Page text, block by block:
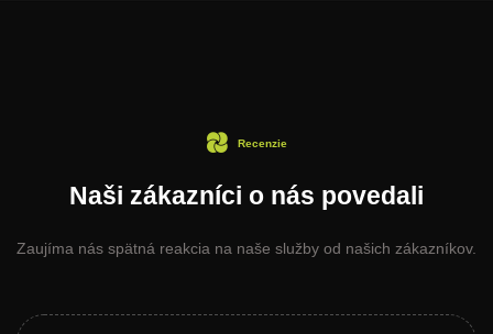
Recenzie
Naši zákazníci o nás povedali
Zaujíma nás spätná reakcia na naše služby od našich zákazníkov.